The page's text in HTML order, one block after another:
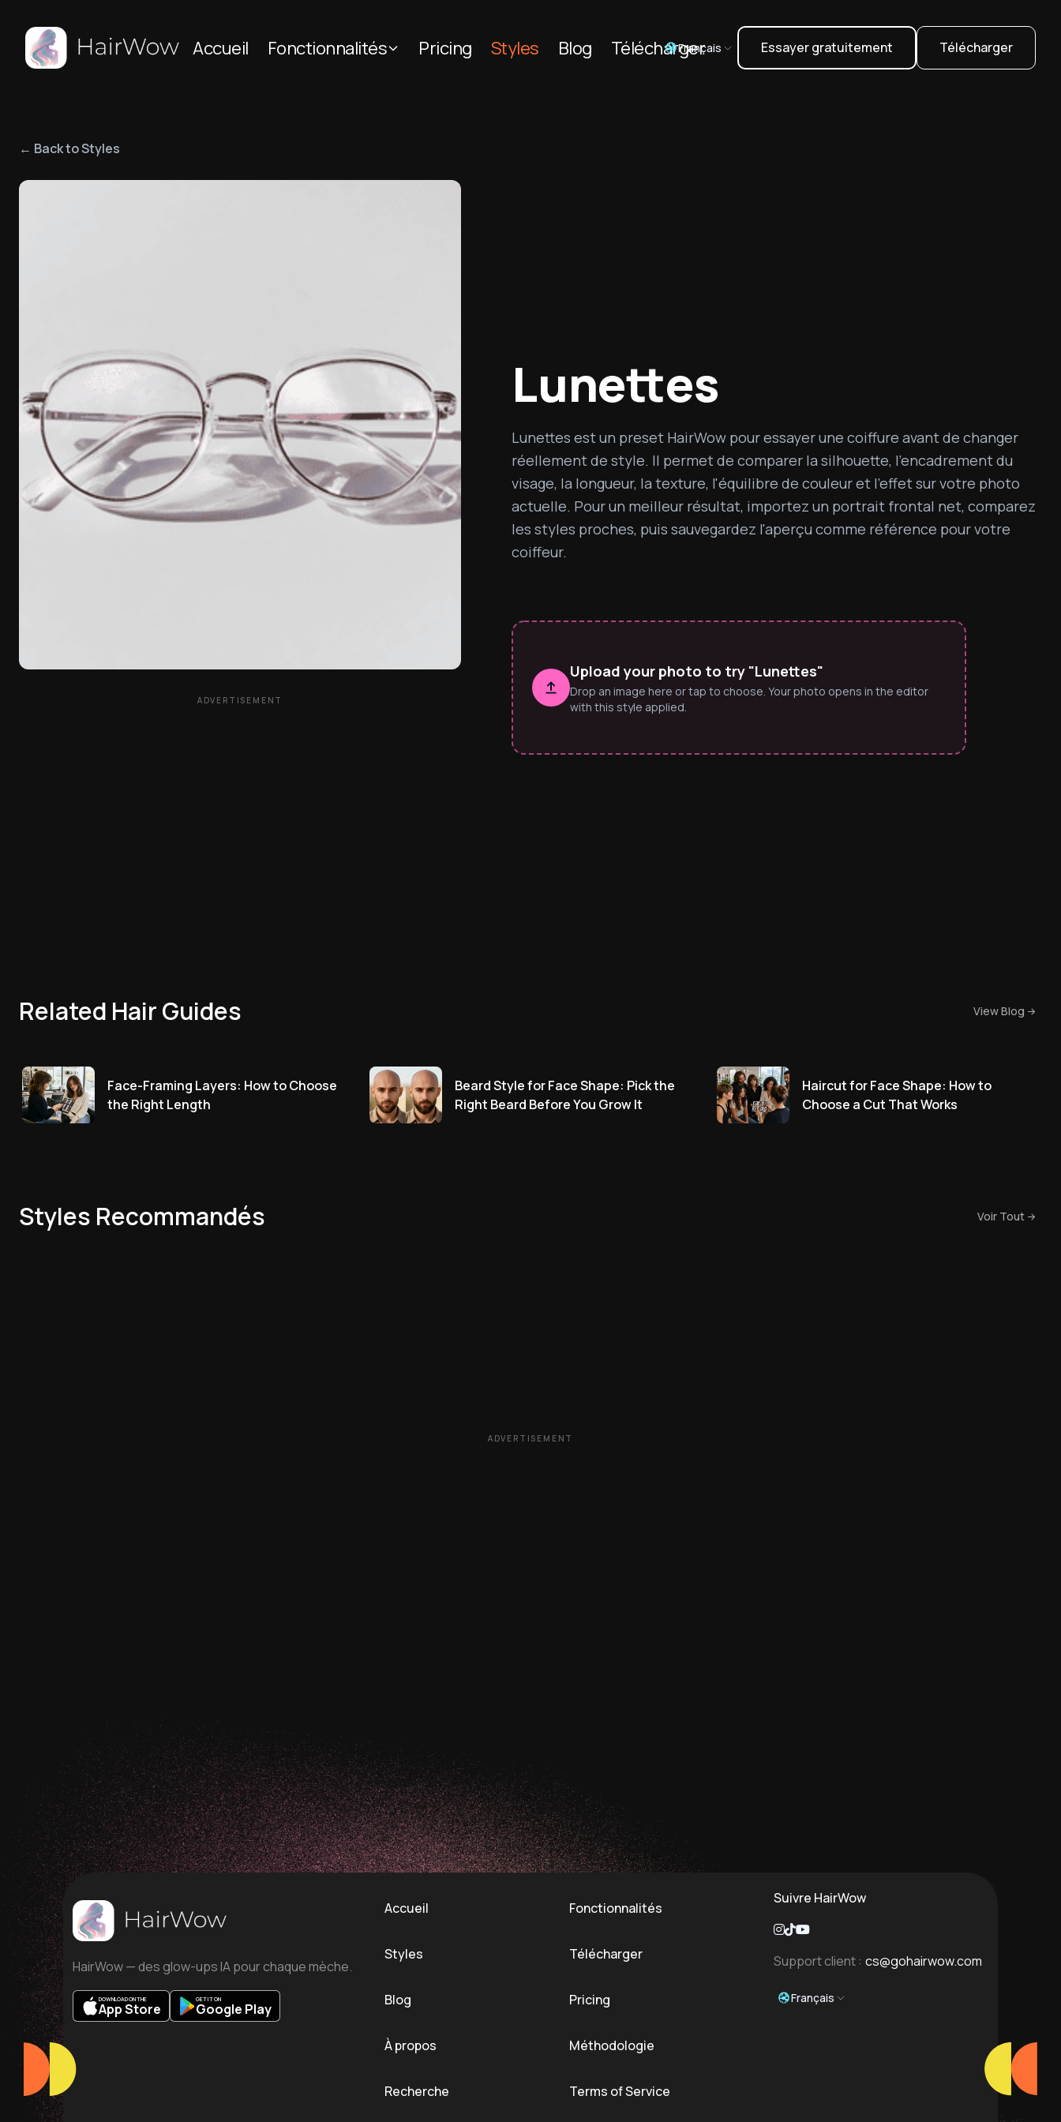
Accueil Fonctionnalités Pricing Styles Blog Télécharger
Français Essayer gratuitement Télécharger
← Back to Styles
ADVERTISEMENT
Lunettes
Lunettes est un preset HairWow pour essayer une coiffure avant de changer
réellement de style. Il permet de comparer la silhouette, l'encadrement du
visage, la longueur, la texture, l'équilibre de couleur et l'effet sur votre photo
actuelle. Pour un meilleur résultat, importez un portrait frontal net, comparez
les styles proches, puis sauvegardez l'aperçu comme référence pour votre
coiffeur.
Upload your photo to try "Lunettes"
Drop an image here or tap to choose. Your photo opens in the editor
with this style applied.
Related Hair Guides View Blog
Face-Framing Layers: How to Choose
the Right Length
Beard Style for Face Shape: Pick the
Right Beard Before You Grow It
Haircut for Face Shape: How to
Choose a Cut That Works
Styles Recommandés Voir Tout
ADVERTISEMENT
HairWow — des glow-ups IA pour chaque mèche.
DOWNLOAD ON THE
App Store
GET IT ON
Google Play
Accueil Fonctionnalités
Styles Télécharger
Blog Pricing
À propos Méthodologie
Recherche Terms of Service
Suivre HairWow
Support client : cs@gohairwow.com
Français